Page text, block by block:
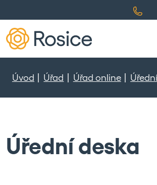
Úvod Úřad Úřad online
Úřední deska